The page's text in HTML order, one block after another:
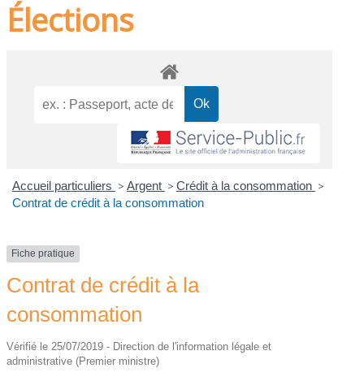
Élections
Accueil particuliers > Argent > Crédit à la consommation >
Contrat de crédit à la consommation
Fiche pratique
Contrat de crédit à la
consommation
Vérifié le 25/07/2019 - Direction de l'information légale et
administrative (Premier ministre)